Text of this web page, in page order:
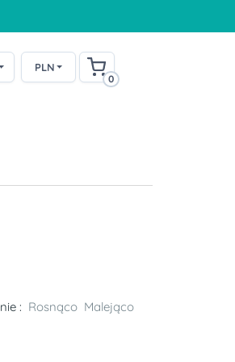
PLN
0
: Rosnąco Malejąco